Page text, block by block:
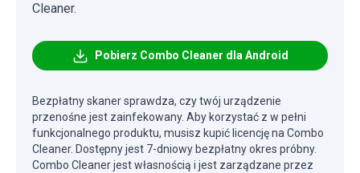
Cleaner.
Pobierz Combo Cleaner dla Android
Bezpłatny skaner sprawdza, czy twój urządzenie
przenośne jest zainfekowany. Aby korzystać z w pełni
funkcjonalnego produktu, musisz kupić licencję na Combo
Cleaner. Dostępny jest 7-dniowy bezpłatny okres próbny.
Combo Cleaner jest własnością i jest zarządzane przez